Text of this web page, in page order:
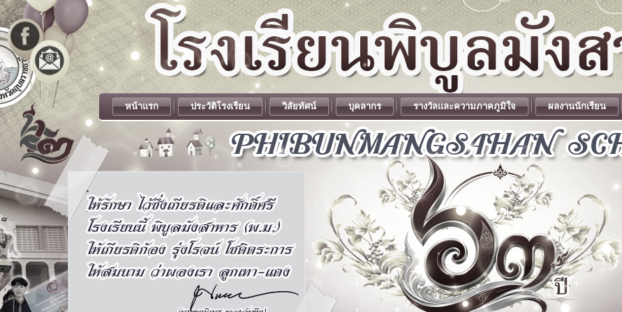
.
.
หน้าแรก ประวัติโรงเรียน วิสัยทัศน์ บุคลากร รางวัลและความภาคภูมิใจ ผลงานนักเรียน